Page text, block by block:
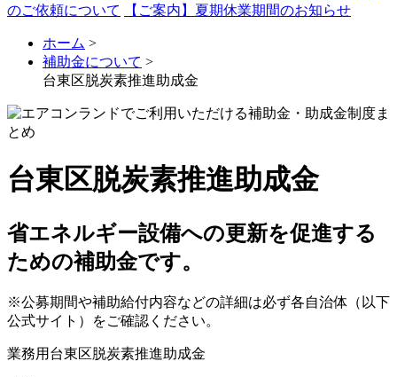
のご依頼について
【ご案内】夏期休業期間のお知らせ
ホーム >
補助金について >
台東区脱炭素推進助成金
台東区脱炭素推進助成金
省エネルギー設備への更新を促進する
ための補助金です。
※公募期間や補助給付内容などの詳細は必ず各自治体（以下
公式サイト）をご確認ください。
業務用 台東区脱炭素推進助成金